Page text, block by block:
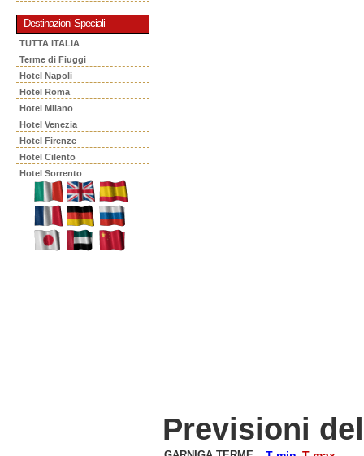
Destinazioni Speciali
TUTTA ITALIA
Terme di Fiuggi
Hotel Napoli
Hotel Roma
Hotel Milano
Hotel Venezia
Hotel Firenze
Hotel Cilento
Hotel Sorrento
Previsioni